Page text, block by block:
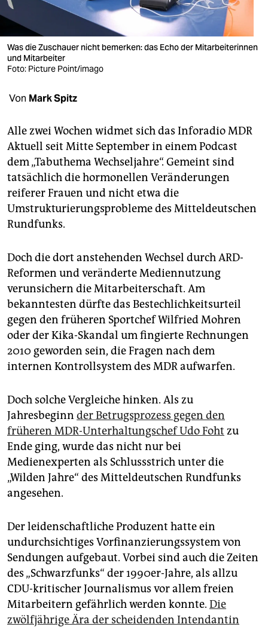
wahrheit
verlag
verlag
shop
fragen & hilfe
unterstützen
abo
genossenschaft
epaper login
Was die Zuschauer nicht ­bemerken: das Echo der Mit­arbeiterinnen
und Mit­arbeiter
Foto: Picture Point/imago
Von Mark Spitz
Alle zwei Wochen widmet sich das Inforadio MDR
Aktuell seit Mitte September in einem Pod­cast
dem „Tabuthema Wechseljahre“. Gemeint sind
tatsächlich die hormonellen Veränderungen
reiferer Frauen und nicht etwa die
Umstrukturierungsprobleme des Mitteldeutschen
Rundfunks.
Doch die dort anstehenden Wechsel durch ARD-
Reformen und veränderte Mediennutzung
verunsichern die Mitarbeiterschaft. Am
bekanntesten dürfte das Bestechlichkeitsurteil
gegen den früheren Sportchef Wilfried Mohren
oder der Kika-Skandal um fingierte Rechnungen
2010 geworden sein, die Fragen nach dem
internen Kontrollsystem des MDR aufwarfen.
Doch solche Vergleiche hinken. Als zu
Jahresbeginn der Betrugsprozess gegen den
früheren MDR-Unterhaltungschef Udo Foht zu
Ende ging, wurde das nicht nur bei
Medienexperten als Schlussstrich unter die
„Wilden Jahre“ des Mitteldeutschen Rundfunks
angesehen.
Der leidenschaftliche Produzent hatte ein
undurchsichtiges Vorfinanzierungssystem von
Sendungen aufgebaut. Vorbei sind auch die Zeiten
des „Schwarzfunks“ der 1990er-Jahre, als allzu
CDU-kritischer Journalismus vor allem freien
Mitarbeitern gefährlich werden konnte. Die
zwölfjährige Ära der scheidenden Intendantin